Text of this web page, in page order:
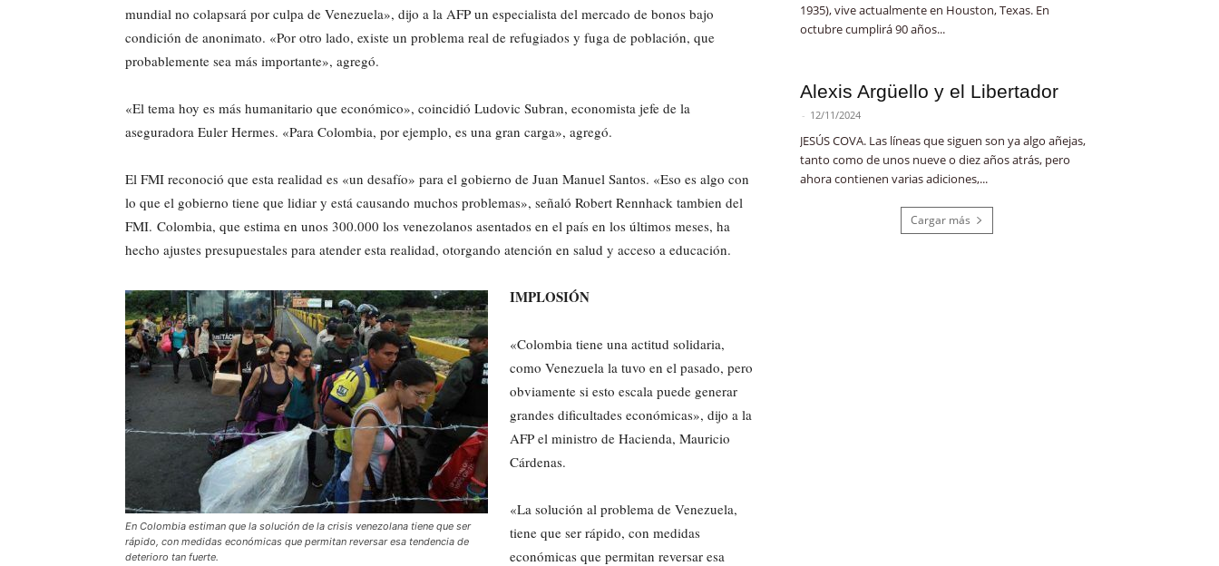
mundial no colapsará por culpa de Venezuela», dijo a la AFP un especialista del mercado de bonos bajo
condición de anonimato. «Por otro lado, existe un problema real de refugiados y fuga de población, que
probablemente sea más importante», agregó.
«El tema hoy es más humanitario que económico», coincidió Ludovic Subran, economista jefe de la
aseguradora Euler Hermes. «Para Colombia, por ejemplo, es una gran carga», agregó.
El FMI reconoció que esta realidad es «un desafío» para el gobierno de Juan Manuel Santos. «Eso es algo con
lo que el gobierno tiene que lidiar y está causando muchos problemas», señaló Robert Rennhack tambien del
FMI. Colombia, que estima en unos 300.000 los venezolanos asentados en el país en los últimos meses, ha
hecho ajustes presupuestales para atender esta realidad, otorgando atención en salud y acceso a educación.
En Colombia estiman que la solución de la crisis venezolana tiene que ser
rápido, con medidas económicas que permitan reversar esa tendencia de
deterioro tan fuerte.
IMPLOSIÓN
«Colombia tiene una actitud solidaria,
como Venezuela la tuvo en el pasado, pero
obviamente si esto escala puede generar
grandes dificultades económicas», dijo a la
AFP el ministro de Hacienda, Mauricio
Cárdenas.
«La solución al problema de Venezuela,
tiene que ser rápido, con medidas
económicas que permitan reversar esa
1935), vive actualmente en Houston, Texas. En
octubre cumplirá 90 años...
Alexis Argüello y el Libertador
- 12/11/2024
JESÚS COVA. Las líneas que siguen son ya algo añejas,
tanto como de unos nueve o diez años atrás, pero
ahora contienen varias adiciones,...
Cargar más